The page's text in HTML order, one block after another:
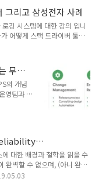
은 운영상
가지 특
함Toil의
것이
반복적인
그리고 삼성전자 사례
깅 시스템에 대한 강의 입니
어떻게 스택 드라이버 툴을
어 컨텐츠 입니다.
무엇
의 개념
팀과 개
빠르게
셉이 소
지만 이
전 직장들
는 것은
할이 크
면 기존
대한 배경과 철학을 읽을 수
완벽할 수 없으며, (아니 완벽
성능 시스템을 만들기 위해